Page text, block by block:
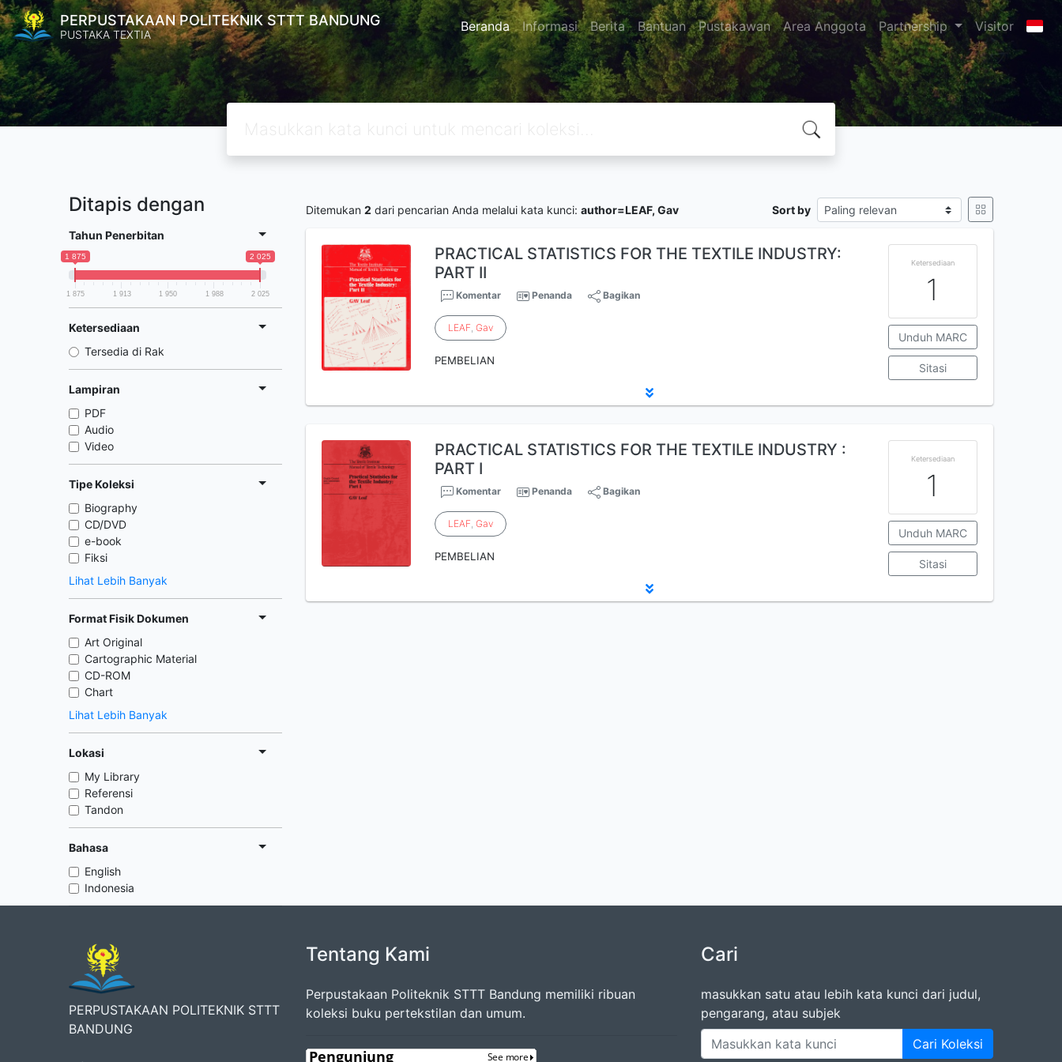
PERPUSTAKAAN POLITEKNIK STTT BANDUNG
PUSTAKA TEXTIA Beranda Informasi Berita Bantuan Pustakawan Area Anggota Partnership Visitor
Ditapis dengan
Tahun Penerbitan
1 875 2 025
1 875 1 913 1 950 1 988 2 025
Ketersediaan
Tersedia di Rak
Lampiran
PDF
Audio
Video
Tipe Koleksi
Biography
CD/DVD
e-book
Fiksi
Lihat Lebih Banyak
Format Fisik Dokumen
Art Original
Cartographic Material
CD-ROM
Chart
Lihat Lebih Banyak
Lokasi
My Library
Referensi
Tandon
Bahasa
English
Indonesia
Ditemukan 2 dari pencarian Anda melalui kata kunci: author=LEAF, Gav Sort by
PRACTICAL STATISTICS FOR THE TEXTILE INDUSTRY:
PART II
Komentar Penanda Bagikan
LEAF,Gav
PEMBELIAN
Ketersediaan
1
Unduh MARC
Sitasi
PRACTICAL STATISTICS FOR THE TEXTILE INDUSTRY :
PART I
Komentar Penanda Bagikan
LEAF,Gav
PEMBELIAN
Ketersediaan
1
Unduh MARC
Sitasi
PERPUSTAKAAN POLITEKNIK STTT
BANDUNG
Tentang Kami
Perpustakaan Politeknik STTT Bandung memiliki ribuan
koleksi buku pertekstilan dan umum.
Cari
masukkan satu atau lebih kata kunci dari judul,
pengarang, atau subjek
Cari Koleksi